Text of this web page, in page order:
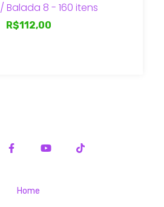
Balada 8 - 160 itens
R$112,00
Home